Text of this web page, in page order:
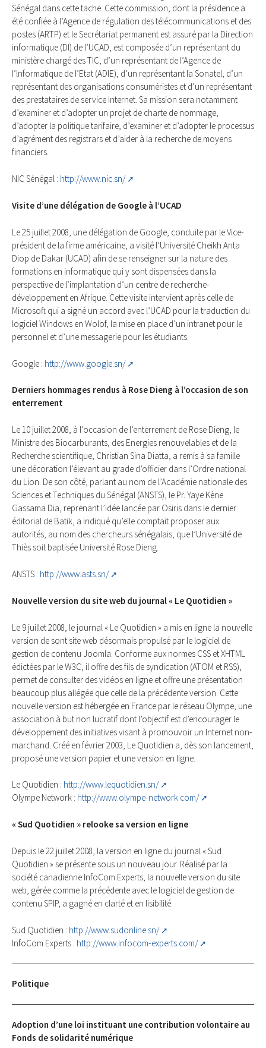
Sénégal dans cette tache. Cette commission, dont la présidence a
été confiée à l’Agence de régulation des télécommunications et des
postes (ARTP) et le Secrétariat permanent est assuré par la Direction
informatique (DI) de l’UCAD, est composée d’un représentant du
ministère chargé des TIC, d’un représentant de I’Agence de
I’lnformatique de I’Etat (ADIE), d’un représentant la Sonatel, d’un
représentant des organisations consuméristes et d’un représentant
des prestataires de service Internet. Sa mission sera notamment
d’examiner et d’adopter un projet de charte de nommage,
d’adopter la politique tarifaire, d’examiner et d’adopter le processus
d’agrément des registrars et d’aider à la recherche de moyens
financiers.
NIC Sénégal : http://www.nic.sn/
Visite d’une délégation de Google à l’UCAD
Le 25 juillet 2008, une délégation de Google, conduite par le Vice-
président de la firme américaine, a visité l’Université Cheikh Anta
Diop de Dakar (UCAD) afin de se renseigner sur la nature des
formations en informatique qui y sont dispensées dans la
perspective de l’implantation d’un centre de recherche-
développement en Afrique. Cette visite intervient après celle de
Microsoft qui a signé un accord avec l’UCAD pour la traduction du
logiciel Windows en Wolof, la mise en place d’un intranet pour le
personnel et d’une messagerie pour les étudiants.
Google : http://www.google.sn/
Derniers hommages rendus à Rose Dieng à l’occasion de son
enterrement
Le 10 juillet 2008, à l’occasion de l’enterrement de Rose Dieng, le
Ministre des Biocarburants, des Energies renouvelables et de la
Recherche scientifique, Christian Sina Diatta, a remis à sa famille
une décoration l’élevant au grade d’officier dans l’Ordre national
du Lion. De son côté, parlant au nom de l’Académie nationale des
Sciences et Techniques du Sénégal (ANSTS), le Pr. Yaye Kène
Gassama Dia, reprenant l’idée lancée par Osiris dans le dernier
éditorial de Batik, a indiqué qu’elle comptait proposer aux
autorités, au nom des chercheurs sénégalais, que l’Université de
Thiès soit baptisée Université Rose Dieng.
ANSTS : http://www.asts.sn/
Nouvelle version du site web du journal « Le Quotidien »
Le 9 juillet 2008, le journal « Le Quotidien » a mis en ligne la nouvelle
version de sont site web désormais propulsé par le logiciel de
gestion de contenu Joomla. Conforme aux normes CSS et XHTML
édictées par le W3C, il offre des fils de syndication (ATOM et RSS),
permet de consulter des vidéos en ligne et offre une présentation
beaucoup plus allégée que celle de la précédente version. Cette
nouvelle version est hébergée en France par le réseau Olympe, une
association à but non lucratif dont l’objectif est d’encourager le
développement des initiatives visant à promouvoir un Internet non-
marchand. Créé en février 2003, Le Quotidien a, dès son lancement,
proposé une version papier et une version en ligne.
Le Quotidien : http://www.lequotidien.sn/
Olympe Network : http://www.olympe-network.com/
« Sud Quotidien » relooke sa version en ligne
Depuis le 22 juillet 2008, la version en ligne du journal « Sud
Quotidien » se présente sous un nouveau jour. Réalisé par la
société canadienne InfoCom Experts, la nouvelle version du site
web, gérée comme la précédente avec le logiciel de gestion de
contenu SPIP, a gagné en clarté et en lisibilité.
Sud Quotidien : http://www.sudonline.sn/
InfoCom Experts : http://www.infocom-experts.com/
Politique
Adoption d’une loi instituant une contribution volontaire au
Fonds de solidarité numérique